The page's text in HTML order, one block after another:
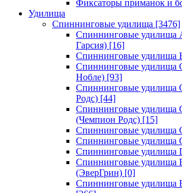
Фиксаторы приманок и
Удилища
Спиннинговые удилища [3476]
Спиннинговые удилища
Гарсия) [16]
Спиннинговые удилища
Спиннинговые удилища
Нобле) [93]
Спиннинговые удилища
Родс) [44]
Спиннинговые удилища
(Чемпион Родс) [15]
Спиннинговые удилища
Спиннинговые удилища
Спиннинговые удилища
Спиннинговые удилища
(ЭверГрин) [0]
Спиннинговые удилища